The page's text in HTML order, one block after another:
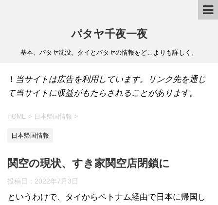
パタヤ千夜一夜
基本、パタヤ沈没。タイとパタヤの情報をどこよりも詳しく。
！ 当サイトは広告を利用しています。リンク先を通じ
て当サイトに収益がもたらされることがあります。
HOME > 日本帰国情報 >
日本帰国情報
関空の現状、すき家関空店閉鎖に
投稿日： 2022年7月3日
というわけで、タイからベトナム経由で日本に帰国し